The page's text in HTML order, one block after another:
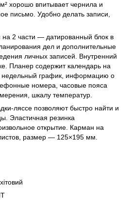
хорошо впитывает чернила и
письмо. Удобно делать записи,
2 части — датированный блок в
дел и дополнительные
личных записей. Внутренний
Планер содержит календарь на
график, информацию о
номера, часовые пояса
шкалу температур.
ляссе позволяют быстро найти и
Эластичная резинка
открытие. Карман на
размер — 125×195 мм.